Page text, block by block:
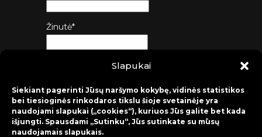
Slapukai
Siekiant pagerinti Jūsų naršymo kokybę, vidinės statistikos
bei tiesioginės rinkodaros tikslu šioje svetainėje yra
naudojami slapukai („cookies“), kuriuos Jūs galite bet kada
išjungti. Spausdami „Sutinku“, Jūs sutinkate su mūsų
naudojamais slapukais.
Žinutė*